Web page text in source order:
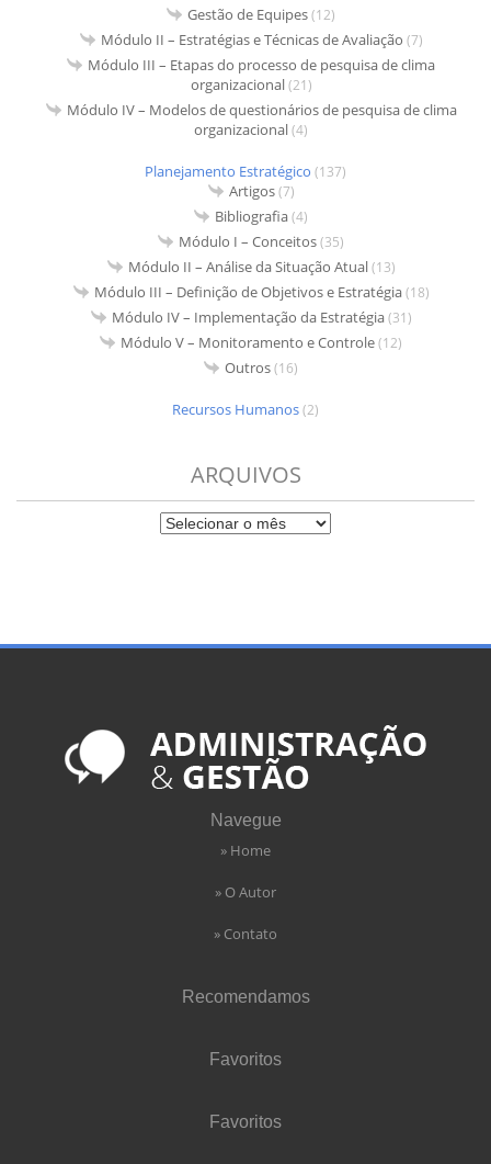
Gestão de Equipes(12)
Módulo II – Estratégias e Técnicas de Avaliação (7)
Módulo III – Etapas do processo de pesquisa de clima
organizacional(21)
Módulo IV – Modelos de questionários de pesquisa de clima
organizacional(4)
Planejamento Estratégico (137)
Artigos(7)
Bibliografia(4)
Módulo I – Conceitos(35)
Módulo II – Análise da Situação Atual(13)
Módulo III – Definição de Objetivos e Estratégia(18)
Módulo IV – Implementação da Estratégia(31)
Módulo V – Monitoramento e Controle(12)
Outros(16)
Recursos Humanos(2)
ARQUIVOS
Navegue
» Home
» O Autor
» Contato
Recomendamos
Favoritos
Favoritos